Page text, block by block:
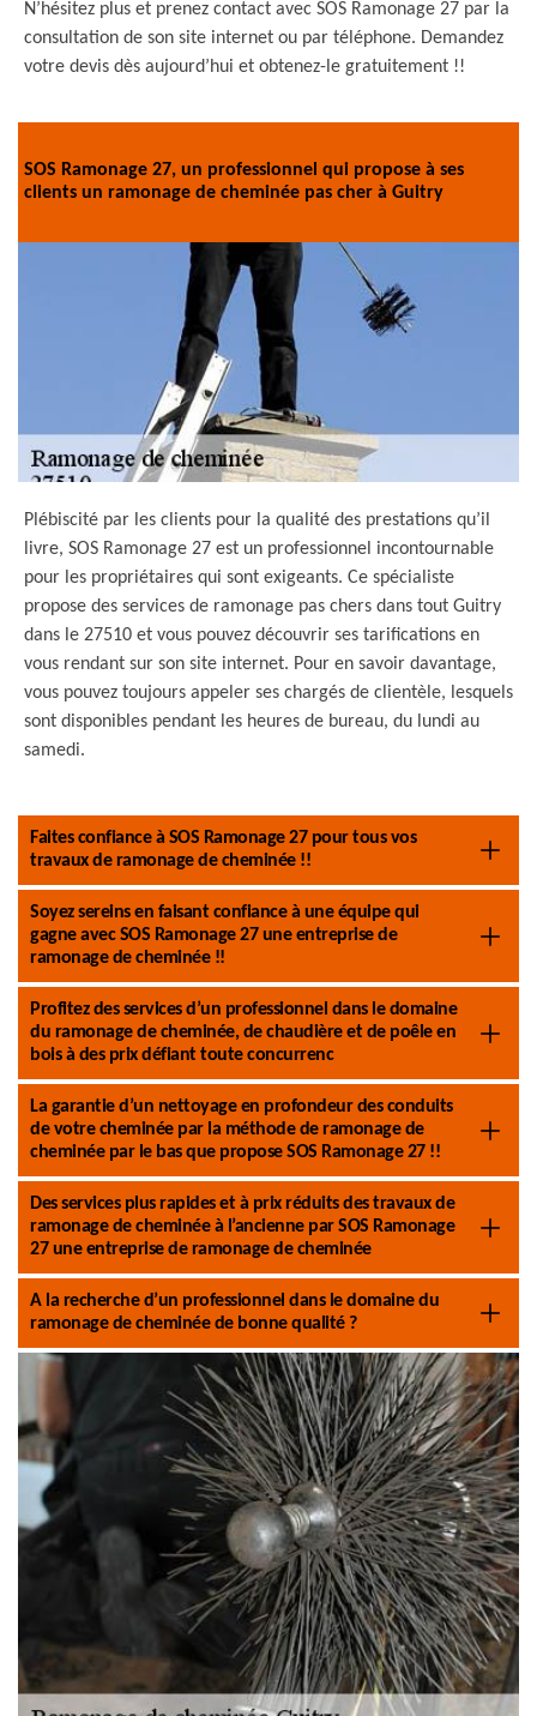
N’hésitez plus et prenez contact avec SOS Ramonage 27 par la
consultation de son site internet ou par téléphone. Demandez
votre devis dès aujourd’hui et obtenez-le gratuitement !!
SOS Ramonage 27, un professionnel qui propose à ses
clients un ramonage de cheminée pas cher à Guitry
Plébiscité par les clients pour la qualité des prestations qu’il
livre, SOS Ramonage 27 est un professionnel incontournable
pour les propriétaires qui sont exigeants. Ce spécialiste
propose des services de ramonage pas chers dans tout Guitry
dans le 27510 et vous pouvez découvrir ses tarifications en
vous rendant sur son site internet. Pour en savoir davantage,
vous pouvez toujours appeler ses chargés de clientèle, lesquels
sont disponibles pendant les heures de bureau, du lundi au
samedi.
Faites confiance à SOS Ramonage 27 pour tous vos
travaux de ramonage de cheminée !!
Soyez sereins en faisant confiance à une équipe qui
gagne avec SOS Ramonage 27 une entreprise de
ramonage de cheminée !!
Profitez des services d’un professionnel dans le domaine
du ramonage de cheminée, de chaudière et de poêle en
bois à des prix défiant toute concurrenc
La garantie d’un nettoyage en profondeur des conduits
de votre cheminée par la méthode de ramonage de
cheminée par le bas que propose SOS Ramonage 27 !!
Des services plus rapides et à prix réduits des travaux de
ramonage de cheminée à l’ancienne par SOS Ramonage
27 une entreprise de ramonage de cheminée
A la recherche d’un professionnel dans le domaine du
ramonage de cheminée de bonne qualité ?